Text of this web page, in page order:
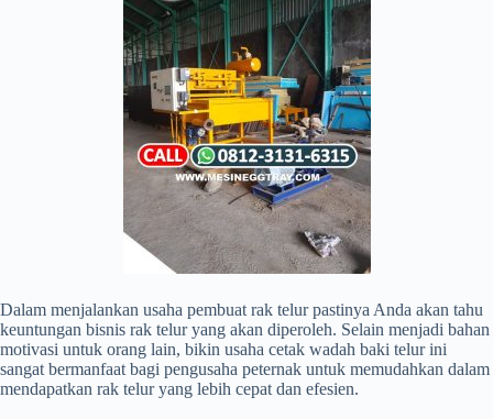
Dalam menjalankan usaha pembuat rak telur pastinya Anda akan tahu
keuntungan bisnis rak telur yang akan diperoleh. Selain menjadi bahan
motivasi untuk orang lain, bikin usaha cetak wadah baki telur ini
sangat bermanfaat bagi pengusaha peternak untuk memudahkan dalam
mendapatkan rak telur yang lebih cepat dan efesien.